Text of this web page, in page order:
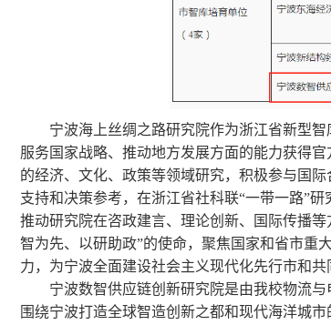
宁波海上丝绸之路研究院作为浙江省新型
服务国家战略、推动地方发展方面的能力获得
的经济、文化、政策等领域研究，积极参与国
支持和决策参考，在浙江省社科联“一带一路”
推动研究院在咨政建言、理论创新、国际传播
智为先、以研助政”的使命，聚焦国家和省市重
力，为宁波全面建设社会主义现代化先行市和共
宁波数智供应链创新研究院是由我校物流
围绕宁波打造全球智造创新之都和现代海洋城